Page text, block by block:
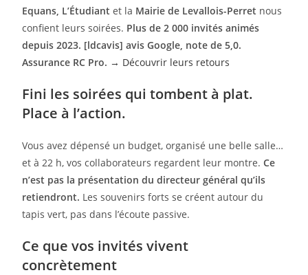
Equans, L’Étudiant et la Mairie de Levallois-Perret nous
confient leurs soirées. Plus de 2 000 invités animés
depuis 2023. [ldcavis] avis Google, note de 5,0.
Assurance RC Pro. → Découvrir leurs retours
Fini les soirées qui tombent à plat.
Place à l’action.
Vous avez dépensé un budget, organisé une belle salle…
et à 22 h, vos collaborateurs regardent leur montre.Ce
n’est pas la présentation du directeur général qu’ils
retiendront. Les souvenirs forts se créent autour du
tapis vert, pas dans l’écoute passive.
Ce que vos invités vivent
concrètement